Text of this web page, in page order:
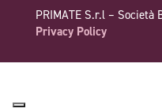
PRIMATE S.r.l – Società
Privacy Policy